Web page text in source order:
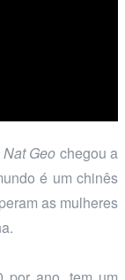
Nat Geo chegou a
é um chinês
as mulheres